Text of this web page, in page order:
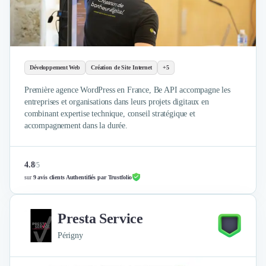
Design Industriel
Packaging & Emballages
Support Client
BI, Analytics & Big Data
Graphisme & Illustration
Recherche Utilisateur
Développement Logiciel
Création de Site Internet
Développement d'Application Mobile
Développement E-commerce
Direction Artistique
Cybersécurité
Développement Web Création de Site Internet +5
Première agence WordPress en France, Be API accompagne les
entreprises et organisations dans leurs projets digitaux en
combinant expertise technique, conseil stratégique et
accompagnement dans la durée.
4.8/5
sur9 avis clients Authentifiés par Trustfolio
Presta Service
Périgny